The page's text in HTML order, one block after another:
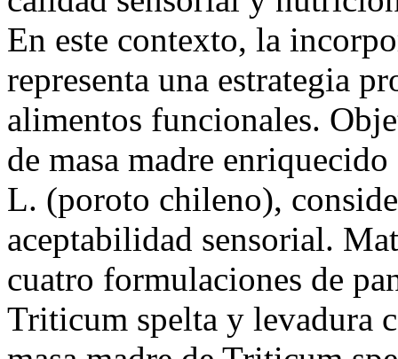
En este contexto, la
representa una estrategia
alimentos funcionales.
de masa madre
L. (poroto chileno),
aceptabilidad sensorial.
cuatro formulaciones de
Triticum spelta y levadura